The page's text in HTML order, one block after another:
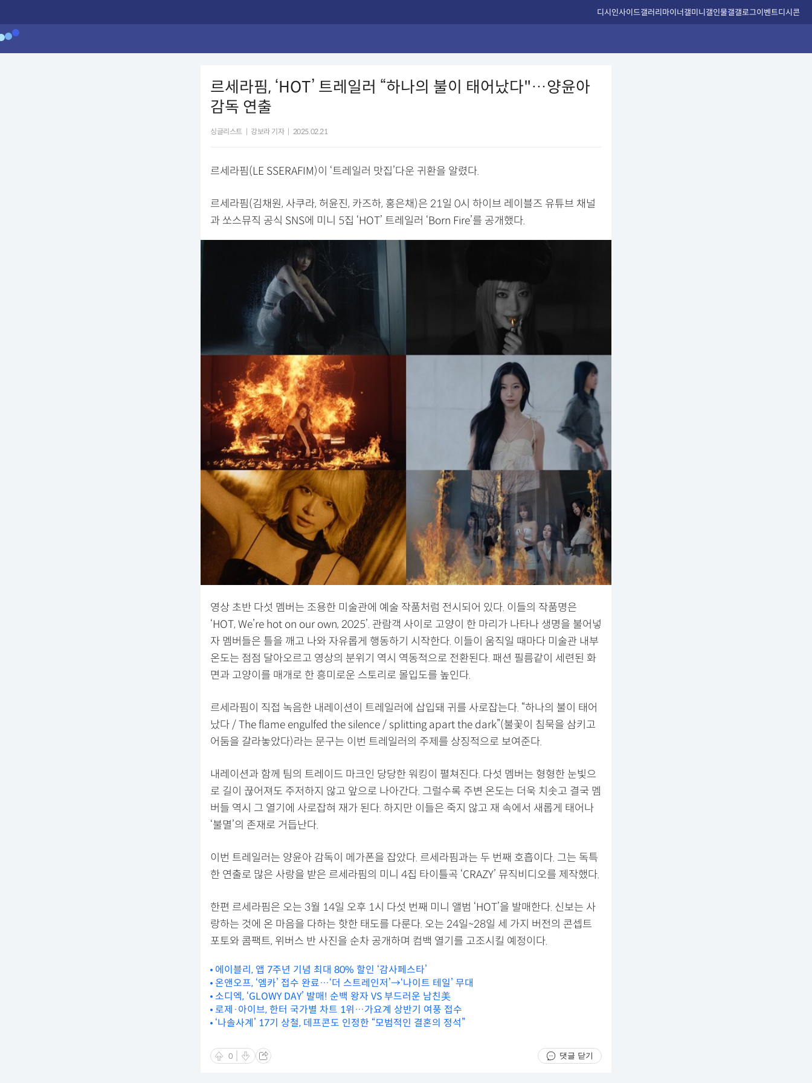
디시인사이드갤러리마이너갤미니갤인물갤갤로그이벤트디시콘
르세라핌, ‘HOT’ 트레일러 “하나의 불이 태어났다"…양윤아
감독 연출
싱글리스트 강보라 기자 2025.02.21
르세라핌(LE SSERAFIM)이 ‘트레일러 맛집’다운 귀환을 알렸다.
르세라핌(김채원, 사쿠라, 허윤진, 카즈하, 홍은채)은 21일 0시 하이브 레이블즈 유튜브 채널
과 쏘스뮤직 공식 SNS에 미니 5집 ‘HOT’ 트레일러 ‘Born Fire’를 공개했다.
영상 초반 다섯 멤버는 조용한 미술관에 예술 작품처럼 전시되어 있다. 이들의 작품명은
‘HOT, We’re hot on our own, 2025’. 관람객 사이로 고양이 한 마리가 나타나 생명을 불어넣
자 멤버들은 틀을 깨고 나와 자유롭게 행동하기 시작한다. 이들이 움직일 때마다 미술관 내부
온도는 점점 달아오르고 영상의 분위기 역시 역동적으로 전환된다. 패션 필름같이 세련된 화
면과 고양이를 매개로 한 흥미로운 스토리로 몰입도를 높인다.
르세라핌이 직접 녹음한 내레이션이 트레일러에 삽입돼 귀를 사로잡는다. “하나의 불이 태어
났다 / The flame engulfed the silence / splitting apart the dark”(불꽃이 침묵을 삼키고
어둠을 갈라놓았다)라는 문구는 이번 트레일러의 주제를 상징적으로 보여준다.
내레이션과 함께 팀의 트레이드 마크인 당당한 워킹이 펼쳐진다. 다섯 멤버는 형형한 눈빛으
로 길이 끊어져도 주저하지 않고 앞으로 나아간다. 그럴수록 주변 온도는 더욱 치솟고 결국 멤
버들 역시 그 열기에 사로잡혀 재가 된다. 하지만 이들은 죽지 않고 재 속에서 새롭게 태어나
‘불멸’의 존재로 거듭난다.
이번 트레일러는 양윤아 감독이 메가폰을 잡았다. 르세라핌과는 두 번째 호흡이다. 그는 독특
한 연출로 많은 사랑을 받은 르세라핌의 미니 4집 타이틀곡 ‘CRAZY’ 뮤직비디오를 제작했다.
한편 르세라핌은 오는 3월 14일 오후 1시 다섯 번째 미니 앨범 ‘HOT’을 발매한다. 신보는 사
랑하는 것에 온 마음을 다하는 핫한 태도를 다룬다. 오는 24일~28일 세 가지 버전의 콘셉트
포토와 콤팩트, 위버스 반 사진을 순차 공개하며 컴백 열기를 고조시킬 예정이다.
에이블리, 앱 7주년 기념 최대 80% 할인 ‘감사페스타’
온앤오프, ‘엠카’ 접수 완료…‘더 스트레인저’→‘나이트 테일’ 무대
소디엑, ‘GLOWY DAY’ 발매! 순백 왕자 VS 부드러운 남친美
로제·아이브, 한터 국가별 차트 1위…가요계 상반기 여풍 접수
‘나솔사계’ 17기 상철, 데프콘도 인정한 “모범적인 결혼의 정석”
0 댓글 닫기